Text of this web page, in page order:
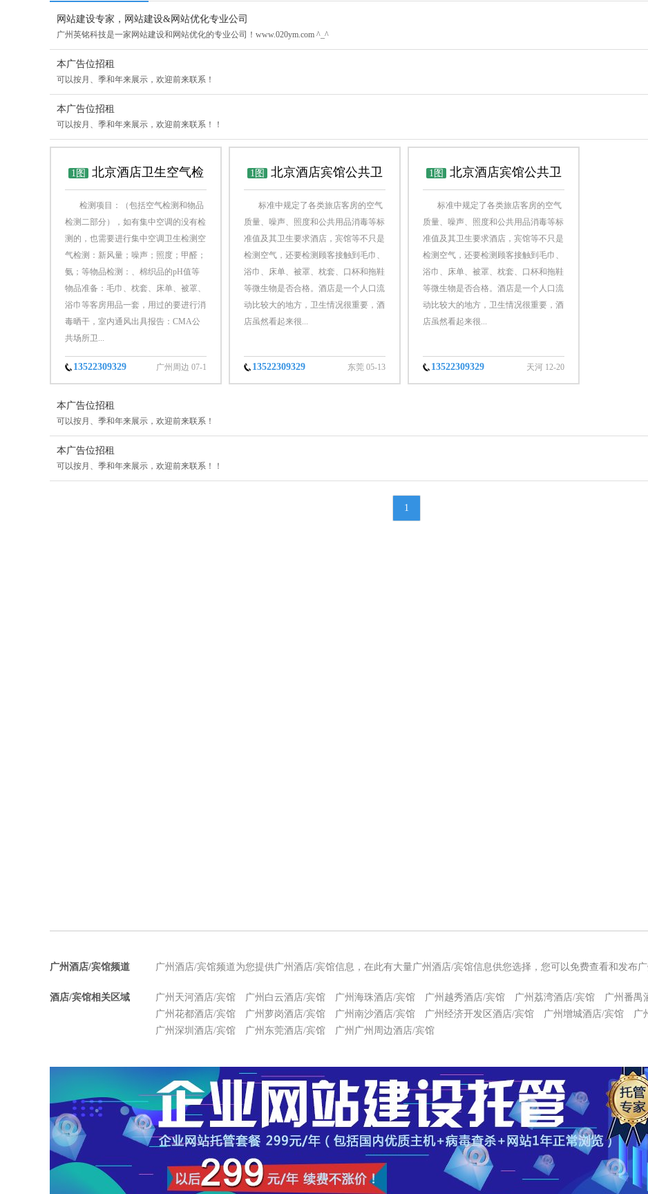
网站建设专家，网站建设&网站优化专业公司
广州英铭科技是一家网站建设和网站优化的专业公司！www.020ym.com ^_^
本广告位招租
可以按月、季和年来展示，欢迎前来联系！
本广告位招租
可以按月、季和年来展示，欢迎前来联系！！
1图 北京酒店卫生空气检
测 CMA第三方公共场所
卫生检测
检测项目：（包括空气检测和物品
检测二部分），如有集中空调的没有检
测的，也需要进行集中空调卫生检测空
气检测：新风量；噪声；照度；甲醛；
氨；等物品检测：、棉织品的pH值等
物品准备：毛巾、枕套、床单、被罩、
浴巾等客房用品一套，用过的要进行消
毒晒干，室内通风出具报告：CMA公
共场所卫...
13522309329 广州周边 07-1
7
1图 北京酒店宾馆公共卫
生检测
标准中规定了各类旅店客房的空气
质量、噪声、照度和公共用品消毒等标
准值及其卫生要求酒店，宾馆等不只是
检测空气，还要检测顾客接触到毛巾、
浴巾、床单、被罩、枕套、口杯和拖鞋
等微生物是否合格。酒店是一个人口流
动比较大的地方，卫生情况很重要，酒
店虽然看起来很...
13522309329 东莞 05-13
1图 北京酒店宾馆公共卫
生检测
标准中规定了各类旅店客房的空气
质量、噪声、照度和公共用品消毒等标
准值及其卫生要求酒店，宾馆等不只是
检测空气，还要检测顾客接触到毛巾、
浴巾、床单、被罩、枕套、口杯和拖鞋
等微生物是否合格。酒店是一个人口流
动比较大的地方，卫生情况很重要，酒
店虽然看起来很...
13522309329 天河 12-20
本广告位招租
可以按月、季和年来展示，欢迎前来联系！
本广告位招租
可以按月、季和年来展示，欢迎前来联系！！
1
广州酒店/宾馆频道 广州酒店/宾馆频道为您提供广州酒店/宾馆信息，在此有大量广州酒店/宾馆信息供您选择，您可以免费查看和发布广
酒店/宾馆相关区域 广州天河酒店/宾馆 广州白云酒店/宾馆 广州海珠酒店/宾馆 广州越秀酒店/宾馆 广州荔湾酒店/宾馆 广州番禺
广州花都酒店/宾馆
广州萝岗酒店/宾馆 广州南沙酒店/宾馆 广州经济开发区酒店/宾馆 广州增城酒店/宾馆 广
广州深圳酒店/宾馆
广州东莞酒店/宾馆 广州广州周边酒店/宾馆